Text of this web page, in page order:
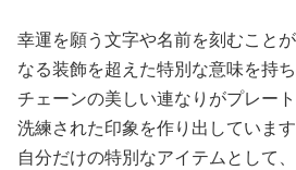
幸運を願う文字や名前を刻むこと
なる装飾を超えた特別な意味を持ち
チェーンの美しい連なりがプレー
洗練された印象を作り出しています
自分だけの特別なアイテムとして